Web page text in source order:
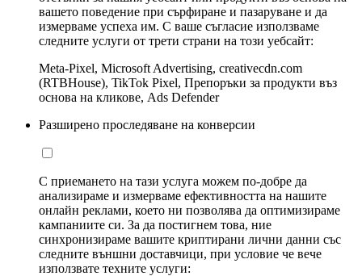
вашето поведение при сърфиране и пазаруване и да
измерваме успеха им. С ваше съгласие използваме
следните услуги от трети страни на този уебсайт:
Meta-Pixel, Microsoft Advertising, creativecdn.com
(RTBHouse), TikTok Pixel, Препоръки за продукти въз
основа на кликове, Ads Defender
Разширено проследяване на конверсии
С приемането на тази услуга можем по-добре да
анализираме и измерваме ефективността на нашите
онлайн реклами, което ни позволява да оптимизираме
кампаниите си. За да постигнем това, ние
синхронизираме вашите криптирани лични данни със
следните външни доставчици, при условие че вече
използвате техните услуги: